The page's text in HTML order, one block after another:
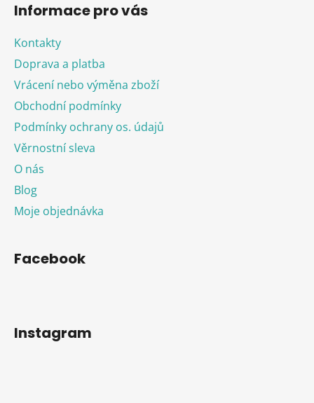
Informace pro vás
Kontakty
Doprava a platba
Vrácení nebo výměna zboží
Obchodní podmínky
Podmínky ochrany os. údajů
Věrnostní sleva
O nás
Blog
Moje objednávka
Facebook
Instagram